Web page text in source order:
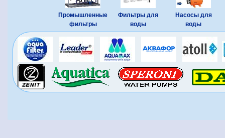
Промышленные
фильтры
Фильтры для
воды
Насосы для
воды